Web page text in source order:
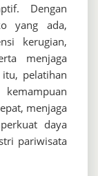
Dengan
yang ada,
kerugian,
menjaga
pelatihan
menjaga
daya
pariwisata